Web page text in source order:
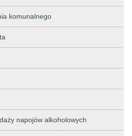
komunalnego
napojów alkoholowych